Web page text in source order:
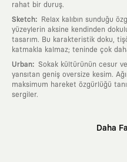
rahat bir duruş.
Sketch:
Relax kalıbın sunduğu
yüzeylerin aksine kendinden
tasarım. Bu karakteristik doku,
katmakla kalmaz; teninde çok
Urban: Sokak kültürünün cesur
yansıtan geniş oversize kesim.
maksimum hareket özgürlüğü
sergiler.
Daha